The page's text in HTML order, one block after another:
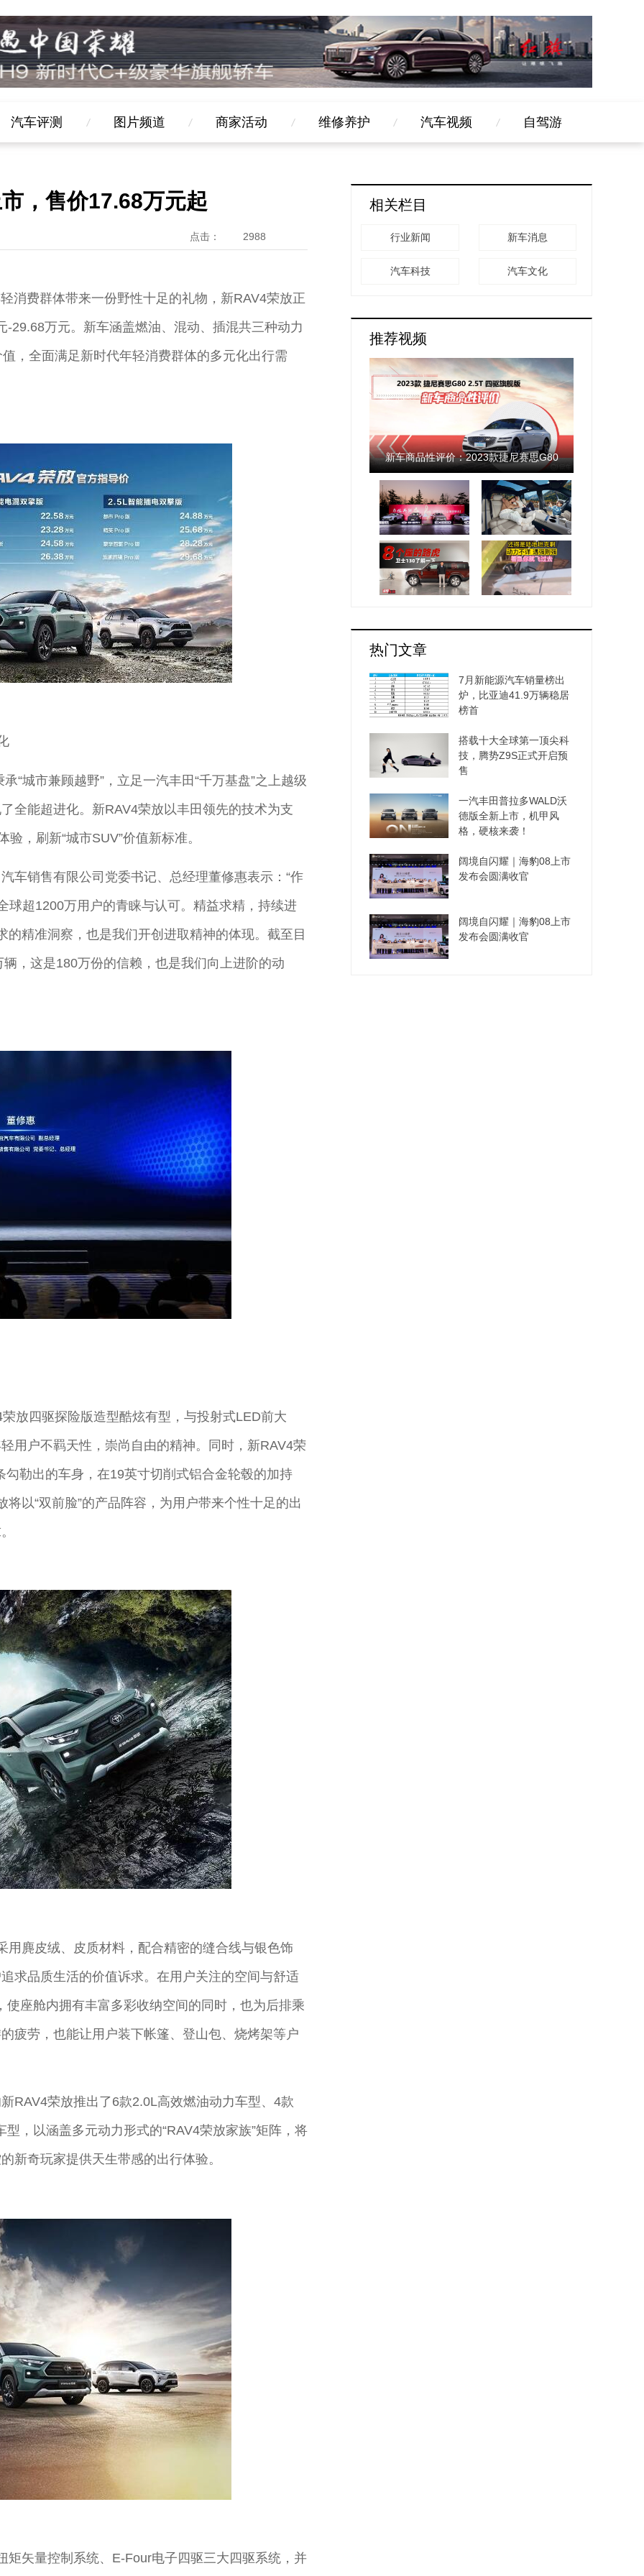
汽车评测 图片频道 商家活动 维修养护 汽车视频 自驾游
，售价17.68万元起
点击： 2988
消费群体带来一份野性十足的礼物，新RAV4荣放正
29.68万元。新车涵盖燃油、混动、插混共三种动力
，全面满足新时代年轻消费群体的多元化出行需
“城市兼顾越野”，立足一汽丰田“千万基盘”之上越级
全能超进化。新RAV4荣放以丰田领先的技术为支
，刷新“城市SUV”价值新标准。
车销售有限公司党委书记、总经理董修惠表示：“作
球超1200万用户的青睐与认可。精益求精，持续进
精准洞察，也是我们开创进取精神的体现。截至目
，这是180万份的信赖，也是我们向上进阶的动
放四驱探险版造型酷炫有型，与投射式LED前大
用户不羁天性，崇尚自由的精神。同时，新RAV4荣
勒出的车身，在19英寸切削式铝合金轮毂的加持
以“双前脸”的产品阵容，为用户带来个性十足的出
用麂皮绒、皮质材料，配合精密的缝合线与银色饰
求品质生活的价值诉求。在用户关注的空间与舒适
座舱内拥有丰富多彩收纳空间的同时，也为后排乘
疲劳，也能让用户装下帐篷、登山包、烧烤架等户
RAV4荣放推出了6款2.0L高效燃油动力车型、4款
，以涵盖多元动力形式的“RAV4荣放家族”矩阵，将
新奇玩家提供天生带感的出行体验。
矩矢量控制系统、E-Four电子四驱三大四驱系统，并
相关栏目
行业新闻 新车消息
汽车科技 汽车文化
推荐视频
新车商品性评价：2023款捷尼赛思G80
热门文章
7月新能源汽车销量榜出
炉，比亚迪41.9万辆稳居
榜首
搭载十大全球第一顶尖科
技，腾势Z9S正式开启预
售
一汽丰田普拉多WALD沃
德版全新上市，机甲风
格，硬核来袭！
阔境自闪耀｜海豹08上市
发布会圆满收官
阔境自闪耀｜海豹08上市
发布会圆满收官